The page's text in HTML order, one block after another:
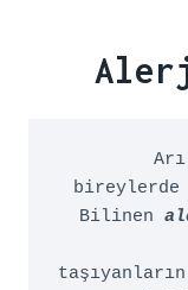
bireylerde
Bilinen
taşıyanların